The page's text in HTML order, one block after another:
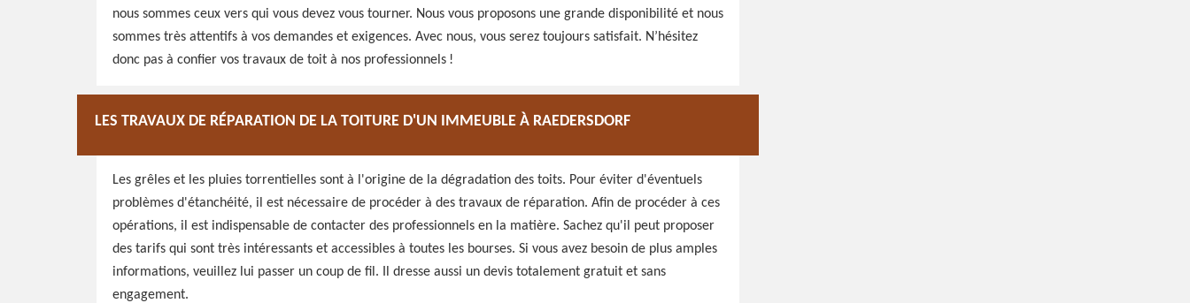
nous sommes ceux vers qui vous devez vous tourner. Nous vous proposons une grande disponibilité et nous
sommes très attentifs à vos demandes et exigences. Avec nous, vous serez toujours satisfait. N’hésitez
donc pas à confier vos travaux de toit à nos professionnels !
LES TRAVAUX DE RÉPARATION DE LA TOITURE D'UN IMMEUBLE À RAEDERSDORF
Les grêles et les pluies torrentielles sont à l'origine de la dégradation des toits. Pour éviter d'éventuels
problèmes d'étanchéité, il est nécessaire de procéder à des travaux de réparation. Afin de procéder à ces
opérations, il est indispensable de contacter des professionnels en la matière. Sachez qu'il peut proposer
des tarifs qui sont très intéressants et accessibles à toutes les bourses. Si vous avez besoin de plus amples
informations, veuillez lui passer un coup de fil. Il dresse aussi un devis totalement gratuit et sans
engagement.